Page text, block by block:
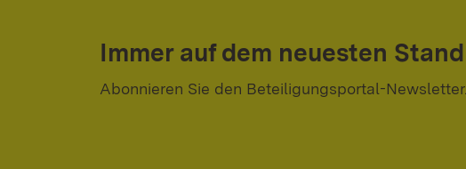
Immer auf dem neuesten Stand
Abonnieren Sie den Beteiligungsportal-Newsletter.